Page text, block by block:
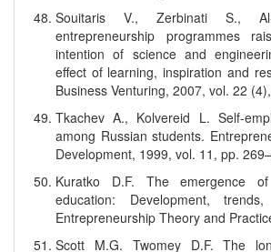
Souitaris V., Zerbinati S.,
entrepreneurship programmes
intention of science and
effect of learning, inspiration and
Business Venturing, 2007, vol. 22
Tkachev A., Kolvereid L. Self-
among Russian students.
Development, 1999, vol. 11, pp.
Kuratko D.F. The emergence of
education: Development,
Entrepreneurship Theory and
Scott M.G. Twomey D.F. The